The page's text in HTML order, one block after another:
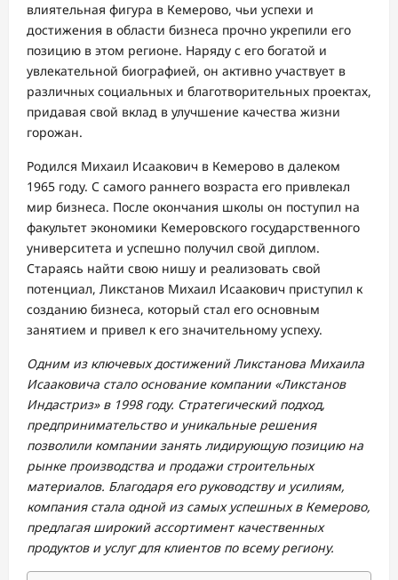
влиятельная фигура в Кемерово, чьи успехи и
достижения в области бизнеса прочно укрепили его
позицию в этом регионе. Наряду с его богатой и
увлекательной биографией, он активно участвует в
различных социальных и благотворительных проектах,
придавая свой вклад в улучшение качества жизни
горожан.
Родился Михаил Исаакович в Кемерово в далеком
1965 году. С самого раннего возраста его привлекал
мир бизнеса. После окончания школы он поступил на
факультет экономики Кемеровского государственного
университета и успешно получил свой диплом.
Стараясь найти свою нишу и реализовать свой
потенциал, Ликстанов Михаил Исаакович приступил к
созданию бизнеса, который стал его основным
занятием и привел к его значительному успеху.
Одним из ключевых достижений Ликстанова Михаила
Исааковича стало основание компании «Ликстанов
Индастриз» в 1998 году. Стратегический подход,
предпринимательство и уникальные решения
позволили компании занять лидирующую позицию на
рынке производства и продажи строительных
материалов. Благодаря его руководству и усилиям,
компания стала одной из самых успешных в Кемерово,
предлагая широкий ассортимент качественных
продуктов и услуг для клиентов по всему региону.